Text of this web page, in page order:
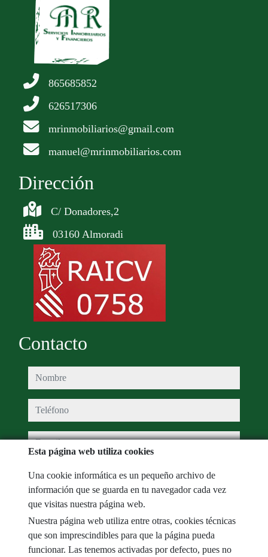
865685852
626517306
mrinmobiliarios@gmail.com
manuel@mrinmobiliarios.com
Dirección
C/ Donadores,2
03160 Almoradi
Contacto
nombre
teléfono
e-mail
He leído y acepto las condiciones de uso ypolítica de privacidad
mensaje
Esta página web utiliza cookies
Una cookie informática es un pequeño archivo de
información que se guarda en tu navegador cada vez
que visitas nuestra página web.
Nuestra página web utiliza entre otras, cookies técnicas
que son imprescindibles para que la página pueda
funcionar. Las tenemos activadas por defecto, pues no